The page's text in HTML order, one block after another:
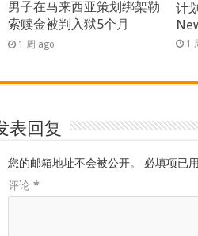
男子在马来西亚策划绑架勒
索赎金被判入狱5个月
1 周 ago
计
1
表回复
您的邮箱地址不会被公开。 必填项已用
评论 *